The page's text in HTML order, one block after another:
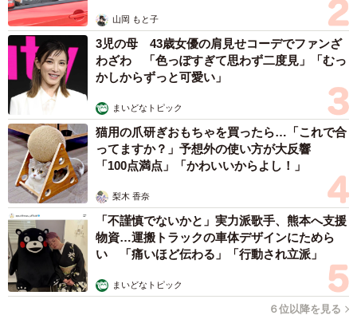
山岡 もと子
3児の母 43歳女優の肩見せコーデでファンざ
わざわ 「色っぽすぎて思わず二度見」「むっ
かしからずっと可愛い」
まいどなトピック
猫用の爪研ぎおもちゃを買ったら…「これで合
ってますか？」予想外の使い方が大反響
「100点満点」「かわいいからよし！」
梨木 香奈
「不謹慎でないかと」実力派歌手、熊本へ支援
物資…運搬トラックの車体デザインにためら
い 「痛いほど伝わる」「行動され立派」
まいどなトピック
６位以降を見る